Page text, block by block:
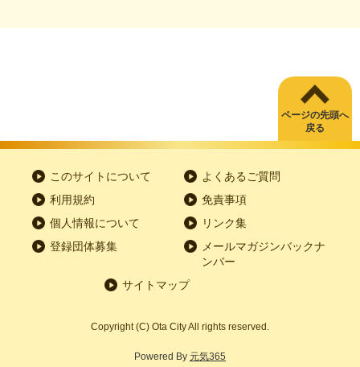
ページの先頭へ
戻る
このサイトについて
よくあるご質問
利用規約
免責事項
個人情報について
リンク集
登録団体募集
メールマガジンバックナ
ンバー
サイトマップ
Copyright (C) Ota City All rights reserved.
Powered By 元気365